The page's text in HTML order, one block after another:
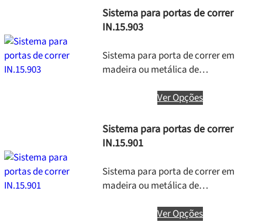
Sistema para portas de correr
IN.15.903
Sistema para porta de correr em
madeira ou metálica de…
Ver Opções
Sistema para portas de correr
IN.15.901
Sistema para porta de correr em
madeira ou metálica de…
Ver Opções